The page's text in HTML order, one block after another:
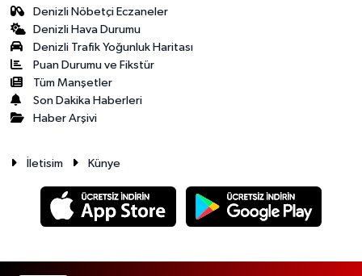
Denizli Nöbetçi Eczaneler
Denizli Hava Durumu
Denizli Trafik Yoğunluk Haritası
Puan Durumu ve Fikstür
Tüm Manşetler
Son Dakika Haberleri
Haber Arşivi
İletisim Künye